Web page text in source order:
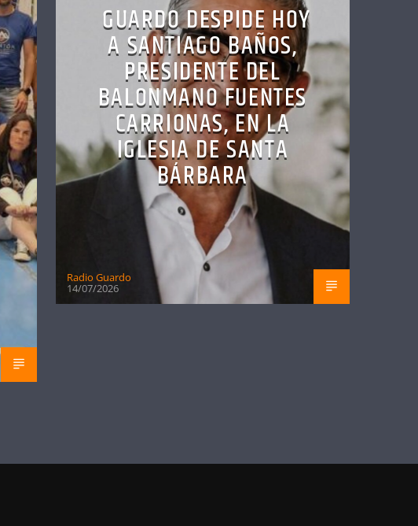
GUARDO DESPIDE HOY
A SANTIAGO BAÑOS,
PRESIDENTE DEL
BALONMANO FUENTES
CARRIONAS, EN LA
IGLESIA DE SANTA
BÁRBARA
Radio Guardo
14/07/2026